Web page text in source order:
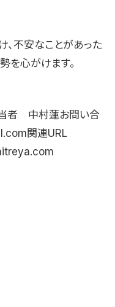
、不安なことがあった
を心がけます。
者 中村蓮お問い合
関連URL